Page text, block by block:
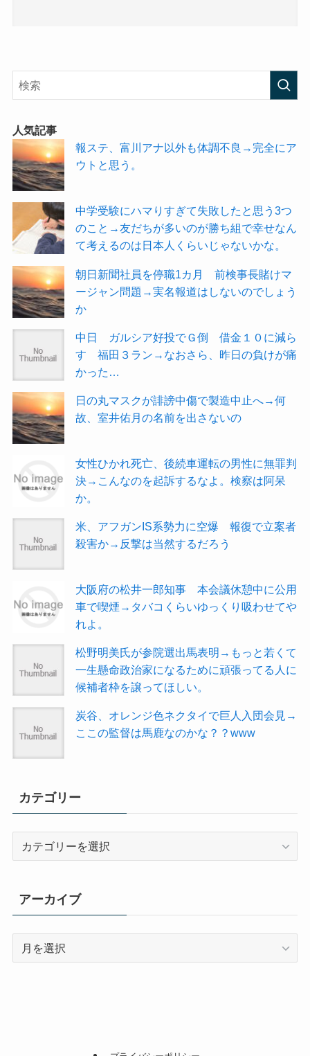
人気記事
報ステ、富川アナ以外も体調不良→完全にア
ウトと思う。
中学受験にハマりすぎて失敗したと思う3つ
のこと→友だちが多いのが勝ち組で幸せなん
て考えるのは日本人くらいじゃないかな。
朝日新聞社員を停職1カ月 前検事長賭けマ
ージャン問題→実名報道はしないのでしょう
か
中日 ガルシア好投でＧ倒 借金１０に減ら
す 福田３ラン→なおさら、昨日の負けが痛
かった…
日の丸マスクが誹謗中傷で製造中止へ→何
故、室井佑月の名前を出さないの
女性ひかれ死亡、後続車運転の男性に無罪判
決→こんなのを起訴するなよ。検察は阿呆
か。
米、アフガンIS系勢力に空爆 報復で立案者
殺害か→反撃は当然するだろう
大阪府の松井一郎知事 本会議休憩中に公用
車で喫煙→タバコくらいゆっくり吸わせてや
れよ。
松野明美氏が参院選出馬表明→もっと若くて
一生懸命政治家になるために頑張ってる人に
候補者枠を譲ってほしい。
炭谷、オレンジ色ネクタイで巨人入団会見→
ここの監督は馬鹿なのかな？？www
カテゴリー
ー
アーカイブ